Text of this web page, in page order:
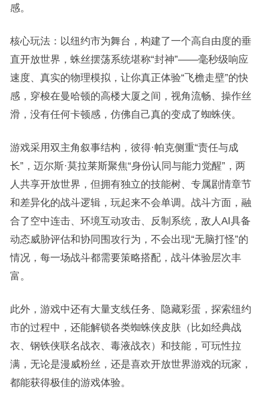
感。
核心玩法：以纽约市为舞台，构建了一个高自由度的垂
直开放世界，蛛丝摆荡系统堪称“封神”——毫秒级响应
速度、真实的物理模拟，让你真正体验“飞檐走壁”的快
感，穿梭在曼哈顿的高楼大厦之间，视角流畅、操作丝
滑，没有任何卡顿感，仿佛自己真的变成了蜘蛛侠。
游戏采用双主角叙事结构，彼得·帕克侧重“责任与成
长”，迈尔斯·莫拉莱斯聚焦“身份认同与能力觉醒”，两
人共享开放世界，但拥有独立的技能树、专属剧情章节
和差异化的战斗逻辑，玩起来不会单调。战斗方面，融
合了空中连击、环境互动攻击、反制系统，敌人AI具备
动态威胁评估和协同围攻行为，不会出现“无脑打怪”的
情况，每一场战斗都需要策略搭配，战斗体验层次丰
富。
此外，游戏中还有大量支线任务、隐藏彩蛋，探索纽约
市的过程中，还能解锁各类蜘蛛侠皮肤（比如经典战
衣、钢铁侠联名战衣、毒液战衣）和技能，可玩性拉
满，无论是漫威粉丝，还是喜欢开放世界游戏的玩家，
都能获得极佳的游戏体验。